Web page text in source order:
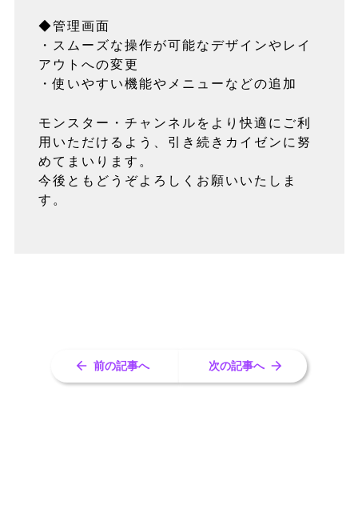
◆管理画面
・スムーズな操作が可能なデザインやレイ
アウトへの変更
・使いやすい機能やメニューなどの追加
モンスター・チャンネルをより快適にご利
用いただけるよう、引き続きカイゼンに努
めてまいります。
今後ともどうぞよろしくお願いいたしま
す。
前の記事へ 次の記事へ